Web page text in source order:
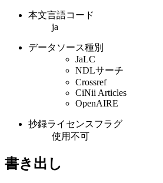
本文言語コード
ja
データソース種別
JaLC
NDLサーチ
Crossref
CiNii Articles
OpenAIRE
抄録ライセンスフラグ
使用不可
書き出し